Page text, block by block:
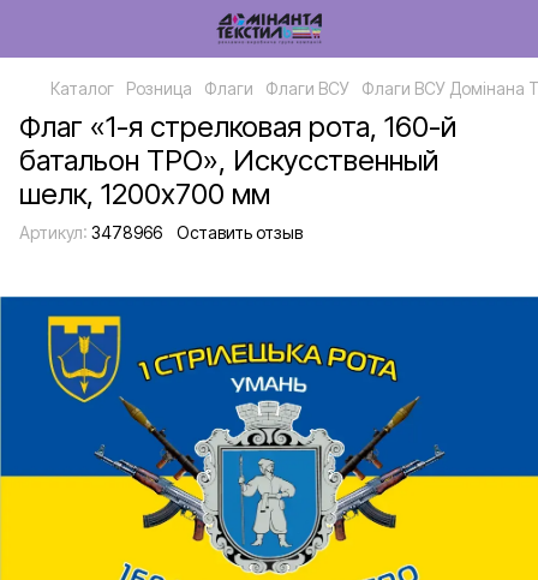
Каталог Розница Флаги Флаги ВСУ Флаги ВСУ Домінана
Флаг «1-я стрелковая рота, 160-й
батальон ТРО», Искусственный
шелк, 1200х700 мм
Артикул: 3478966 Оставить отзыв